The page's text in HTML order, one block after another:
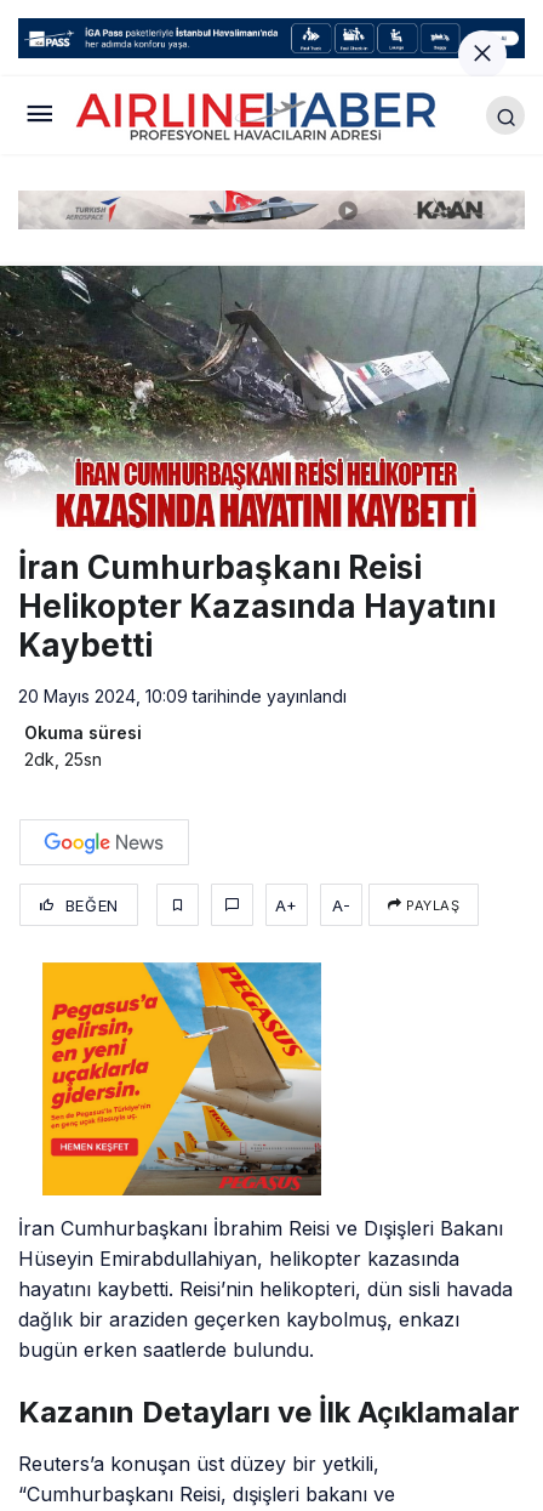
İran Cumhurbaşkanı Reisi
Helikopter Kazasında Hayatını
Kaybetti
20 Mayıs 2024, 10:09 tarihinde yayınlandı
Okuma süresi
2dk, 25sn
BEĞEN A+ A- PAYLAŞ
İran Cumhurbaşkanı İbrahim Reisi ve Dışişleri Bakanı
Hüseyin Emirabdullahiyan, helikopter kazasında
hayatını kaybetti. Reisi’nin helikopteri, dün sisli havada
dağlık bir araziden geçerken kaybolmuş, enkazı
bugün erken saatlerde bulundu.
Kazanın Detayları ve İlk Açıklamalar
Reuters’a konuşan üst düzey bir yetkili,
“Cumhurbaşkanı Reisi, dışişleri bakanı ve